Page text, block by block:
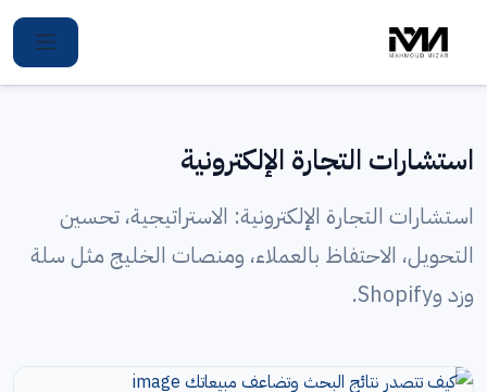
استشارات التجارة الإلكترونية
استشارات التجارة الإلكترونية: الاستراتيجية، تحسين
التحويل، الاحتفاظ بالعملاء، ومنصات الخليج مثل سلة
وزد وShopify.